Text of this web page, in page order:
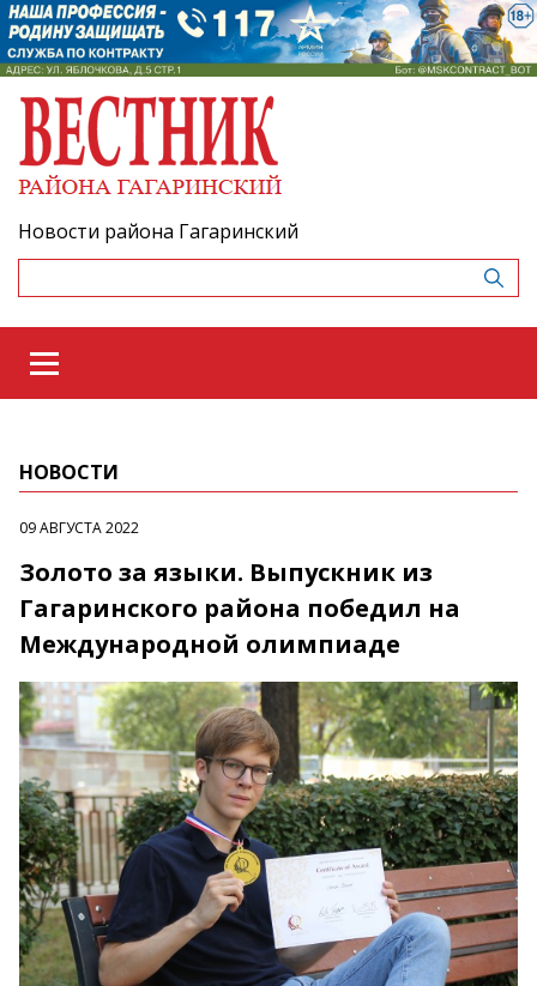
Новости района Гагаринский
НОВОСТИ
09 АВГУСТА 2022
Золото за языки. Выпускник из
Гагаринского района победил на
Международной олимпиаде